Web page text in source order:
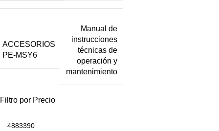
Filtro por Precio
ACCESORIOS
PE-MSY6
Manual de
instrucciones
técnicas de
operación y
mantenimiento